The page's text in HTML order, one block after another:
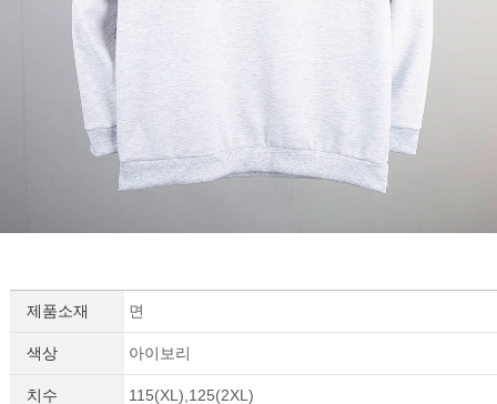
제품소재 면
색상 아이보리
치수 115(XL),125(2XL)